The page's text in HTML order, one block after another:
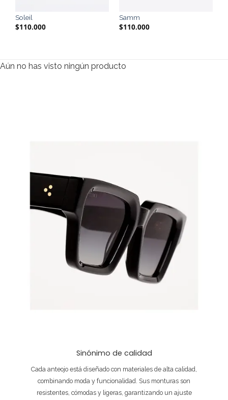
Soleil
$110.000
Samm
$110.000
Aún no has visto ningún producto
Sinónimo de calidad
Cada anteojo está diseñado con materiales de alta calidad,
combinando moda y funcionalidad. Sus monturas son
resistentes, cómodas y ligeras, garantizando un ajuste